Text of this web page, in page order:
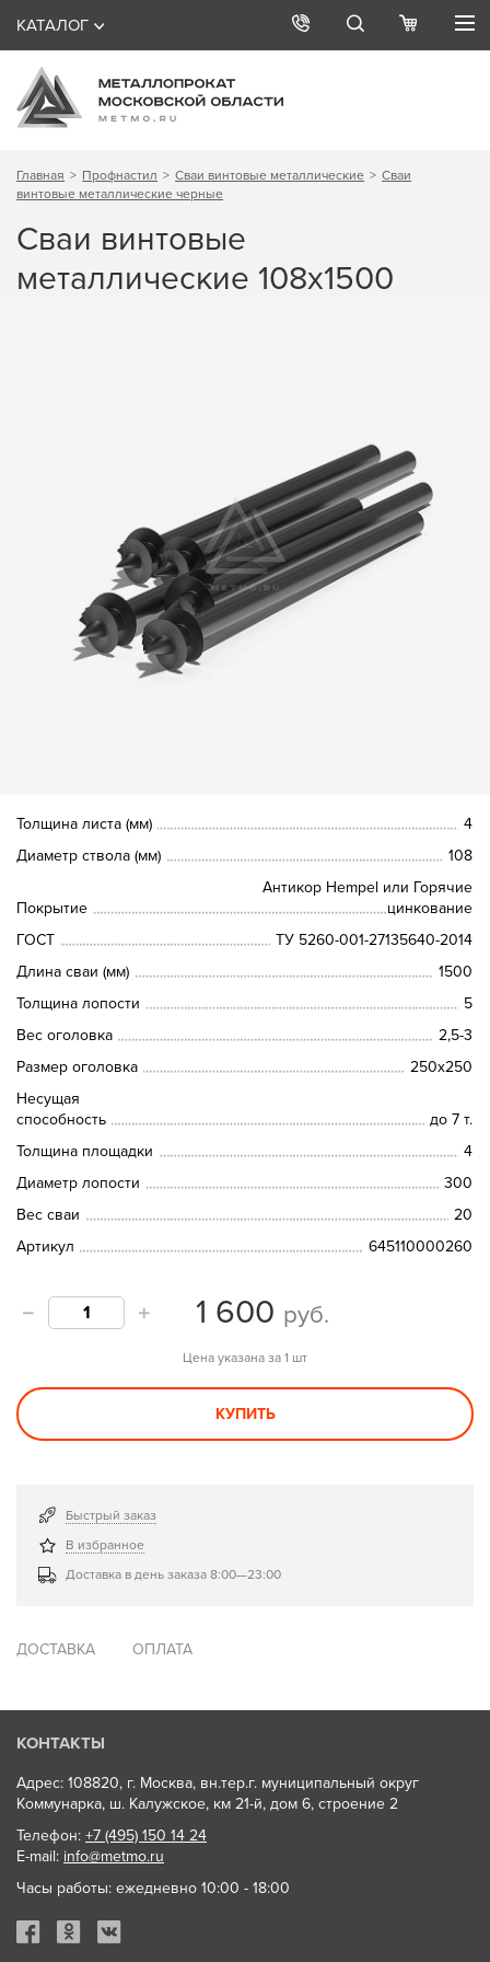
КАТАЛОГ
Главная Профнастил Сваи винтовые металлические
Сваи
винтовые металлические черные
Сваи винтовые
металлические 108х1500
Толщина листа (мм)
4
Диаметр ствола (мм)
108
Покрытие
Антикор Hempel или Горячие
цинкование
ГОСТ
ТУ 5260-001-27135640-2014
Длина сваи (мм)
1500
Толщина лопости
5
Вес оголовка
2,5-3
Размер оголовка
250х250
Несущая
способность
до 7 т.
Толщина площадки
4
Диаметр лопости
300
Вес сваи
20
Артикул
645110000260
1 600 руб.
Цена указана за 1 шт
КУПИТЬ
Быстрый заказ
В избранное
Доставка в день заказа 8:00—23:00
ДОСТАВКА ОПЛАТА
КОНТАКТЫ
Адрес: 108820, г. Москва, вн.тер.г. муниципальный округ
Коммунарка, ш. Калужское, км 21-й, дом 6, строение 2
Телефон: +7 (495) 150 14 24
E-mail: info@metmo.ru
Часы работы: ежедневно 10:00 - 18:00